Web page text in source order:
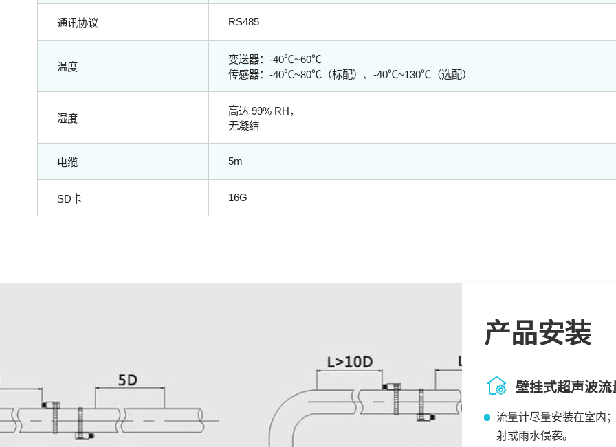
通讯协议 RS485
温度
变送器：-40℃~60℃
传感器：-40℃~80℃（标配）、-40℃~130℃（选配）
湿度
高达 99% RH，
无凝结
电缆 5m
SD卡 16G
产品安装
壁挂式超声波
流量计尽量安装在室内
射或雨水侵袭。